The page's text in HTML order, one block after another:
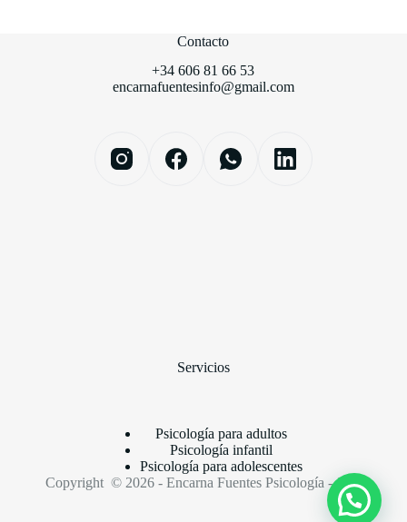
Contacto
+34 606 81 66 53
encarnafuentesinfo@gmail.com
Servicios
Psicología para adultos
Psicología infantil
Psicología para adolescentes
Copyright © 2026 - Encarna Fuentes Psicología - Jaén